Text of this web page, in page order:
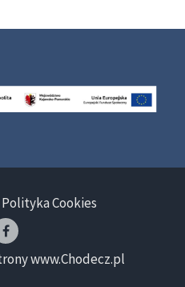
Polityka Cookies
www.Chodecz.pl